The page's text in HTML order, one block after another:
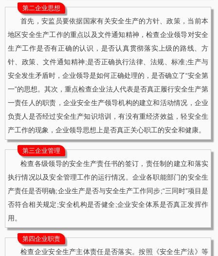
第二企业思想
首先，安监员要依据国家有关安全生产的方针、政策，当前本
地区安全生产工作的重点以及文件通知精神，检查企业领导对安全
生产工作是否有正确的认识，是否认真贯彻落实上级的路线、方
针、政策、文件通知精神;是否正确执行法律、法规、标准;生产与
安全发生矛盾时，企业领导是如何正确处理的，是否确立了“安全第
一”的思想。其次，重点检查企业法人代表是否真正履行安全生产第
一责任人的职责，企业安全生产领导机构的建立和活动情况，企业
负责人是否经过安全生产知识培训，有没有重经济效益，轻安全生
产工作的现象，企业领导思想上是否真正关心职工的安全和健康。
第三企业管理
检查各级领导的安全生产责任书的签订，责任制的建立和落实
执行情况以及安全管理工作的运行情况。企业各职能部门的安全生
产责任是否明确;企业生产是否与安全生产工作同步;“三同时”项目是
否符合相关规定;安全机构是否健全;企业安全体系是否真正发挥作
用。
第四企业职责
检查企业安全生产主体责任是否落实。按照《安全生产法》等